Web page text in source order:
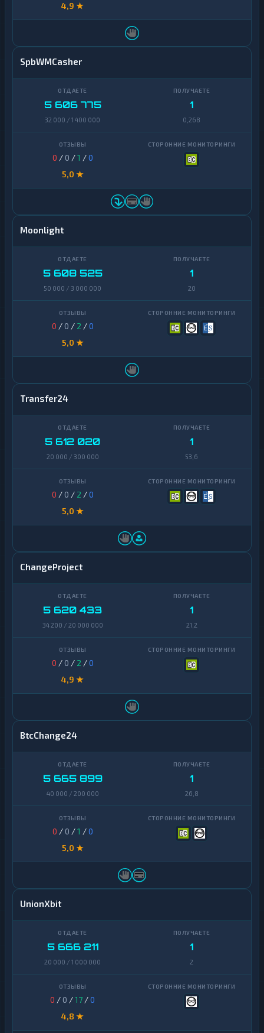
4,9 ★
SpbWMCasher
5 606 775
32 000 / 1 400 000
1
0,268
0 / 0 /1 /0
5,0 ★
Moonlight
5 608 525
50 000 / 3 000 000
1
20
0 / 0 / 2 /0
5,0 ★
Transfer24
5 612 020
20 000 / 300 000
1
53,6
0 / 0 / 2 /0
5,0 ★
ChangeProject
5 620 433
34 200 / 20 000 000
1
21,2
0 / 0 / 2 /0
4,9 ★
BtcChange24
5 665 899
40 000 / 200 000
1
26,8
0 / 0 /1 /0
5,0 ★
UnionXbit
5 666 211
20 000 / 1 000 000
1
2
0 / 0 /17 /0
4,8 ★